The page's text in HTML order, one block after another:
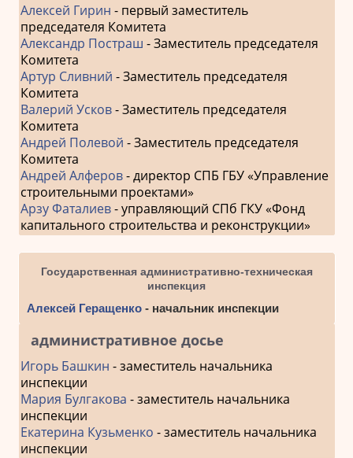
Алексей Гирин - первый заместитель
председателя Комитета
Александр Постраш - Заместитель председателя
Комитета
Артур Сливний - Заместитель председателя
Комитета
Валерий Усков- Заместитель председателя
Комитета
Андрей Полевой - Заместитель председателя
Комитета
Андрей Алферов- директор СПБ ГБУ «Управление
строительными проектами»
Арзу Фаталиев- управляющий СПб ГКУ «Фонд
капитального строительства и реконструкции»
Государственная административно-техническая
инспекция
Алексей Геращенко- начальник инспекции
административное досье
Игорь Башкин - заместитель начальника
инспекции
Мария Булгакова - заместитель начальника
инспекции
Екатерина Кузьменко - заместитель начальника
инспекции